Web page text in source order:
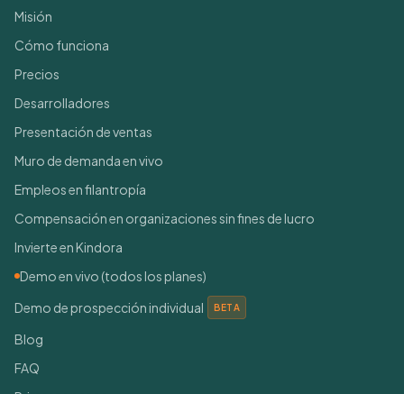
Misión
Cómo funciona
Precios
Desarrolladores
Presentación de ventas
Muro de demanda en vivo
Empleos en filantropía
Compensación en organizaciones sin fines de lucro
Invierte en Kindora
Demo en vivo (todos los planes)
Demo de prospección individual
BETA
Blog
FAQ